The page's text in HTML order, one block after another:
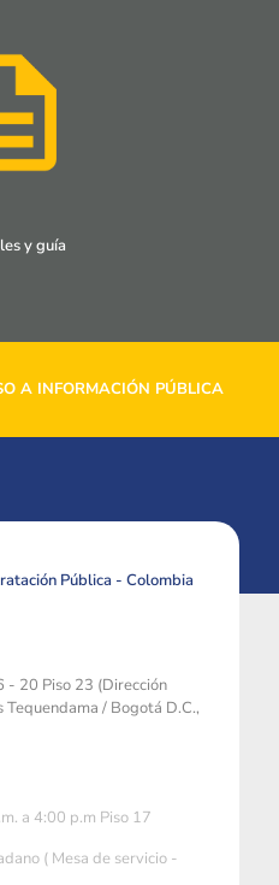
y guía
A INFORMACIÓN PÚBLICA
Pública - Colombia
- 20 Piso 23 (Dirección
/ Bogotá D.C.,
a 4:00 p.m Piso 17
( Mesa de servicio -